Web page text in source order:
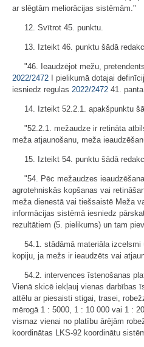
ar slēgtām meliorācijas sistēmām."
12. Svītrot 45. punktu.
13. Izteikt 46. punktu šādā
"46. Ieaudzējot mežu,
2022/2472 I pielikumā dotajai
iesniedz regulas 2022/2472 41.
14. Izteikt 52.2.1. apakšpunktu
"52.2.1. mežaudze ir retināta
meža atjaunošanu, meža
15. Izteikt 54. punktu šādā
"54. Pēc mežaudzes
agrotehniskās kopšanas vai
meža dienestā vai tiešsaistē Meža
informācijas sistēmā iesniedz
rezultātiem (5. pielikums) un tam
54.1. stādāmā materiāla
kopiju, ja mežs ir ieaudzēts vai
54.2. intervences īstenošanas
Vienā skicē iekļauj vienas darbības
attēlu ar piesaisti stigai, trasei,
mērogā 1 : 5000, 1 : 10 000 vai 1 :
vismaz vienai no platību ārējām
koordinātas LKS-92 koordinātu